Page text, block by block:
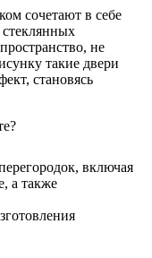
сочетают в себе
не
такие двери
становясь
включая
а также